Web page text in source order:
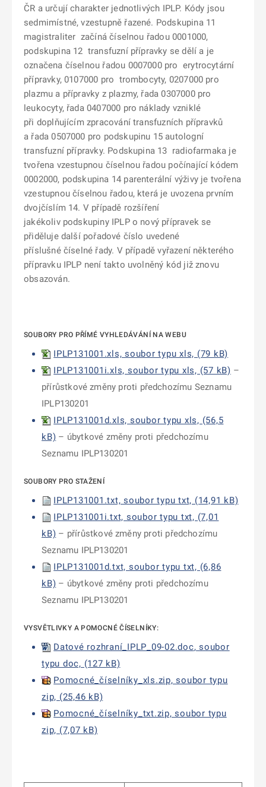
ČR a určují charakter jednotlivých IPLP. Kódy jsou
sedmimístné, vzestupně řazené. Podskupina 11
magistraliter začíná číselnou řadou 0001000,
podskupina 12 transfuzní přípravky se dělí a je
označena číselnou řadou 0007000 pro erytrocytární
přípravky, 0107000 pro trombocyty, 0207000 pro
plazmu a přípravky z plazmy, řada 0307000 pro
leukocyty, řada 0407000 pro náklady vzniklé
při doplňujícím zpracování transfuzních přípravků
a řada 0507000 pro podskupinu 15 autologní
transfuzní přípravky. Podskupina 13 radiofarmaka je
tvořena vzestupnou číselnou řadou počínající kódem
0002000, podskupina 14 parenterální výživy je tvořena
vzestupnou číselnou řadou, která je uvozena prvním
dvojčíslím 14. V případě rozšíření
jakékoliv podskupiny IPLP o nový přípravek se
přiděluje další pořadové číslo uvedené
příslušné číselné řady. V případě vyřazení některého
přípravku IPLP není takto uvolněný kód již znovu
obsazován.
SOUBORY PRO PŘÍMÉ VYHLEDÁVÁNÍ NA WEBU
IPLP131001.xls, soubor typu xls, (79 kB)
IPLP131001i.xls, soubor typu xls, (57 kB) –
přírůstkové změny proti předchozímu Seznamu
IPLP130201
IPLP131001d.xls, soubor typu xls, (56,5
kB) – úbytkové změny proti předchozímu
Seznamu IPLP130201
SOUBORY PRO STAŽENÍ
IPLP131001.txt, soubor typu txt, (14,91 kB)
IPLP131001i.txt, soubor typu txt, (7,01
kB) – přírůstkové změny proti předchozímu
Seznamu IPLP130201
IPLP131001d.txt, soubor typu txt, (6,86
kB) – úbytkové změny proti předchozímu
Seznamu IPLP130201
VYSVĚTLIVKY A POMOCNÉ ČÍSELNÍKY:
Datové rozhraní_IPLP_09-02.doc, soubor
typu doc, (127 kB)
Pomocné_číselníky_xls.zip, soubor typu
zip, (25,46 kB)
Pomocné_číselníky_txt.zip, soubor typu
zip, (7,07 kB)